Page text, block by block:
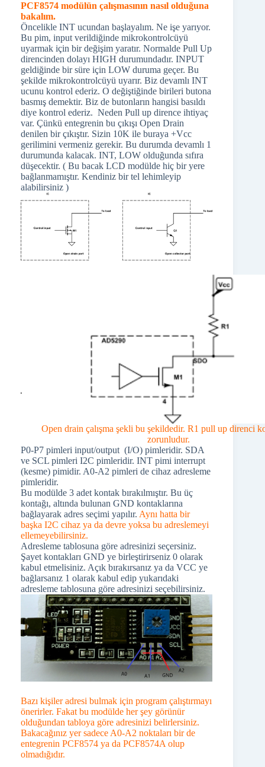
PCF8574 modülün çalışmasının nasıl olduğuna
bakalım.
Öncelikle INT ucundan başlayalım. Ne işe yarıyor.
Bu pim, input verildiğinde mikrokontrolcüyü
uyarmak için bir değişim yaratır. Normalde Pull Up
direncinden dolayı HIGH durumundadır. INPUT
geldiğinde bir süre için LOW duruma geçer. Bu
şekilde mikrokontrolcüyü uyarır. Biz devamlı INT
ucunu kontrol ederiz. O değiştiğinde birileri butona
basmış demektir. Biz de butonların hangisi basıldı
diye kontrol ederiz. Neden Pull up dirence ihtiyaç
var. Çünkü entegrenin bu çıkışı Open Drain
denilen bir çıkıştır. Sizin 10K ile buraya +Vcc
gerilimini vermeniz gerekir. Bu durumda devamlı 1
durumunda kalacak. INT, LOW olduğunda sıfıra
düşecektir. ( Bu bacak LCD modülde hiç bir yere
bağlanmamıştır. Kendiniz bir tel lehimleyip
alabilirsiniz )
Open drain çalışma şekli bu şekildedir. R1 pull up direnci
zorunludur.
P0-P7 pimleri input/output (I/O) pimleridir. SDA
ve SCL pimleri I2C pimleridir. INT pimi interrupt
(kesme) pimidir. A0-A2 pimleri de cihaz adresleme
pimleridir.
Bu modülde 3 adet kontak bırakılmıştır. Bu üç
kontağı, altında bulunan GND kontaklarına
bağlayarak adres seçimi yapılır. Aynı hatta bir
başka I2C cihaz ya da devre yoksa bu adreslemeyi
ellemeyebilirsiniz.
Adresleme tablosuna göre adresinizi seçersiniz.
Şayet kontakları GND ye birleştirirseniz 0 olarak
kabul etmelisiniz. Açık bırakırsanız ya da VCC ye
bağlarsanız 1 olarak kabul edip yukarıdaki
adresleme tablosuna göre adresinizi seçebilirsiniz.
Bazı kişiler adresi bulmak için program çalıştırmayı
önerirler. Fakat bu modülde her şey görünür
olduğundan tabloya göre adresinizi belirlersiniz.
Bakacağınız yer sadece A0-A2 noktaları bir de
entegrenin PCF8574 ya da PCF8574A olup
olmadığıdır.